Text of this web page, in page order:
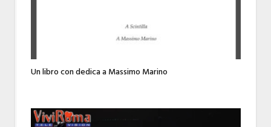
Un libro con dedica a Massimo Marino